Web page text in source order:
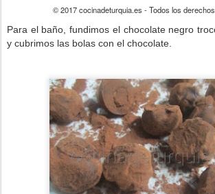
© 2017 cocinadeturquia.es - Todos los
Para el baño, fundimos el chocolate negro
y cubrimos las bolas con el chocolate.